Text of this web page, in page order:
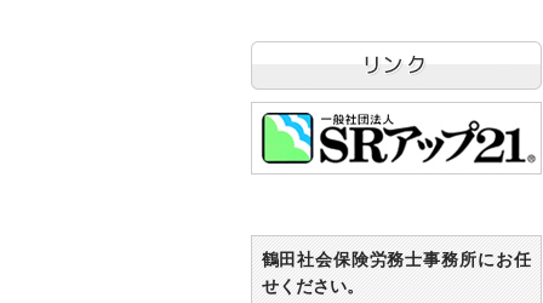
鶴田社会保険労務士事務所にお任
せください。